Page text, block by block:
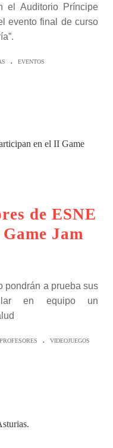
el Auditorio Príncipe
evento final de curso
. EVENTOS
de ESNE
Jam
pondrán a prueba sus
en equipo un
PROFESORES . VIDEOJUEGOS